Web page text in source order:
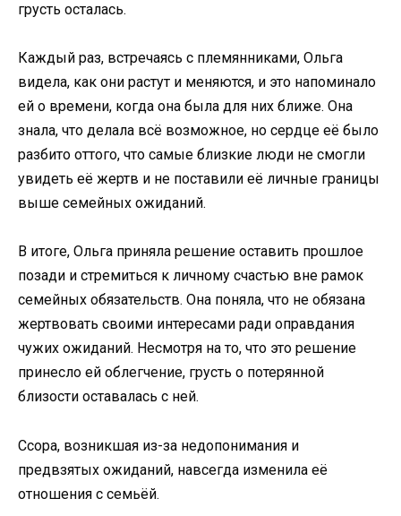
грусть осталась.
Каждый раз, встречаясь с племянниками, Ольга
видела, как они растут и меняются, и это напоминало
ей о времени, когда она была для них ближе. Она
знала, что делала всё возможное, но сердце её было
разбито оттого, что самые близкие люди не смогли
увидеть её жертв и не поставили её личные границы
выше семейных ожиданий.
В итоге, Ольга приняла решение оставить прошлое
позади и стремиться к личному счастью вне рамок
семейных обязательств. Она поняла, что не обязана
жертвовать своими интересами ради оправдания
чужих ожиданий. Несмотря на то, что это решение
принесло ей облегчение, грусть о потерянной
близости оставалась с ней.
Ссора, возникшая из-за недопонимания и
предвзятых ожиданий, навсегда изменила её
отношения с семьёй.